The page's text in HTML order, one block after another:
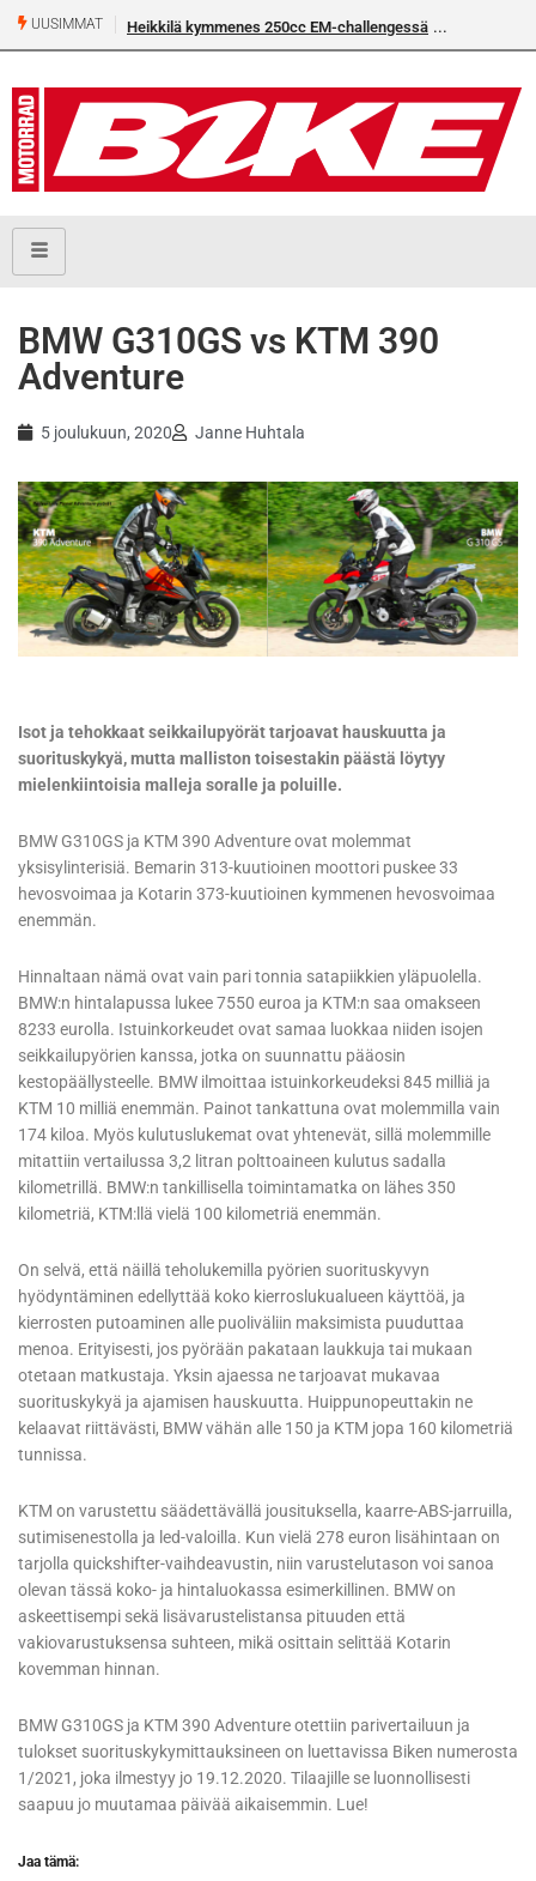
UUSIMMAT Heikkilä kymmenes 250cc EM-challengessä
BMW G310GS vs KTM 390
Adventure
5 joulukuun, 2020 Janne Huhtala
Isot ja tehokkaat seikkailupyörät tarjoavat hauskuutta ja
suorituskykyä, mutta malliston toisestakin päästä löytyy
mielenkiintoisia malleja soralle ja poluille.
BMW G310GS ja KTM 390 Adventure ovat molemmat
yksisylinterisiä. Bemarin 313-kuutioinen moottori puskee 33
hevosvoimaa ja Kotarin 373-kuutioinen kymmenen hevosvoimaa
enemmän.
Hinnaltaan nämä ovat vain pari tonnia satapiikkien yläpuolella.
BMW:n hintalapussa lukee 7550 euroa ja KTM:n saa omakseen
8233 eurolla. Istuinkorkeudet ovat samaa luokkaa niiden isojen
seikkailupyörien kanssa, jotka on suunnattu pääosin
kestopäällysteelle. BMW ilmoittaa istuinkorkeudeksi 845 milliä ja
KTM 10 milliä enemmän. Painot tankattuna ovat molemmilla vain
174 kiloa. Myös kulutuslukemat ovat yhtenevät, sillä molemmille
mitattiin vertailussa 3,2 litran polttoaineen kulutus sadalla
kilometrillä. BMW:n tankillisella toimintamatka on lähes 350
kilometriä, KTM:llä vielä 100 kilometriä enemmän.
On selvä, että näillä teholukemilla pyörien suorituskyvyn
hyödyntäminen edellyttää koko kierroslukualueen käyttöä, ja
kierrosten putoaminen alle puoliväliin maksimista puuduttaa
menoa. Erityisesti, jos pyörään pakataan laukkuja tai mukaan
otetaan matkustaja. Yksin ajaessa ne tarjoavat mukavaa
suorituskykyä ja ajamisen hauskuutta. Huippunopeuttakin ne
kelaavat riittävästi, BMW vähän alle 150 ja KTM jopa 160 kilometriä
tunnissa.
KTM on varustettu säädettävällä jousituksella, kaarre-ABS-jarruilla,
sutimisenestolla ja led-valoilla. Kun vielä 278 euron lisähintaan on
tarjolla quickshifter-vaihdeavustin, niin varustelutason voi sanoa
olevan tässä koko- ja hintaluokassa esimerkillinen. BMW on
askeettisempi sekä lisävarustelistansa pituuden että
vakiovarustuksensa suhteen, mikä osittain selittää Kotarin
kovemman hinnan.
BMW G310GS ja KTM 390 Adventure otettiin parivertailuun ja
tulokset suorituskykymittauksineen on luettavissa Biken numerosta
1/2021, joka ilmestyy jo 19.12.2020. Tilaajille se luonnollisesti
saapuu jo muutamaa päivää aikaisemmin. Lue!
Jaa tämä: